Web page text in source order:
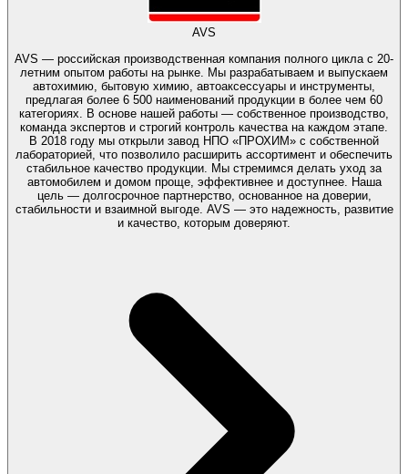
AVS
AVS — российская производственная компания полного цикла с 20-
летним опытом работы на рынке. Мы разрабатываем и выпускаем
автохимию, бытовую химию, автоаксессуары и инструменты,
предлагая более 6 500 наименований продукции в более чем 60
категориях. В основе нашей работы — собственное производство,
команда экспертов и строгий контроль качества на каждом этапе.
В 2018 году мы открыли завод НПО «ПРОХИМ» с собственной
лабораторией, что позволило расширить ассортимент и обеспечить
стабильное качество продукции. Мы стремимся делать уход за
автомобилем и домом проще, эффективнее и доступнее. Наша
цель — долгосрочное партнерство, основанное на доверии,
стабильности и взаимной выгоде. AVS — это надежность, развитие
и качество, которым доверяют.